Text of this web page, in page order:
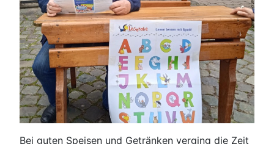
Bei guten Speisen und Getränken verging die Zeit